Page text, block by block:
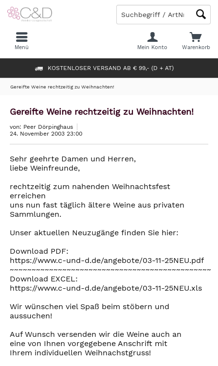
KOSTENLOSER VERSAND AB € 99,- (D + AT)
Warenkorb
Mein Konto
Menü
Gereifte Weine rechtzeitig zu Weihnachten!
Gereifte Weine rechtzeitig zu Weihnachten!
von: Peer Dörpinghaus
24. November 2003 23:00
Sehr geehrte Damen und Herren,
liebe Weinfreunde,
rechtzeitig zum nahenden Weihnachtsfest
erreichen
uns nun fast täglich ältere Weine aus privaten
Sammlungen.
Unser aktuellen Neuzugänge finden Sie hier:
Download PDF:
https://www.c-und-d.de/angebote/03-11-25NEU.pdf
~~~~~~~~~~~~~~~~~~~~~~~~~~~~~~~~~~~~~~~~~~~~~~
Download EXCEL:
https://www.c-und-d.de/angebote/03-11-25NEU.xls
Wir wünschen viel Spaß beim stöbern und
aussuchen!
Auf Wunsch versenden wir die Weine auch an
eine von Ihnen vorgegebene Anschrift mit
Ihrem individuellen Weihnachstgruss!